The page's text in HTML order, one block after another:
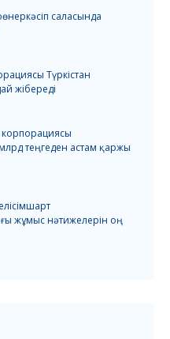
саласында
Түркістан
жібереді
корпорациясы
теңгеден астам қаржы
жұмыс нәтижелерін оң